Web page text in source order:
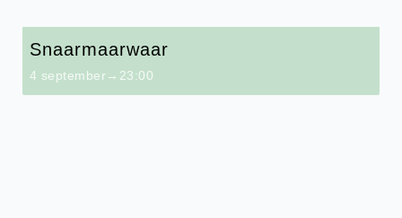
Snaarmaarwaar
4 september→23:00